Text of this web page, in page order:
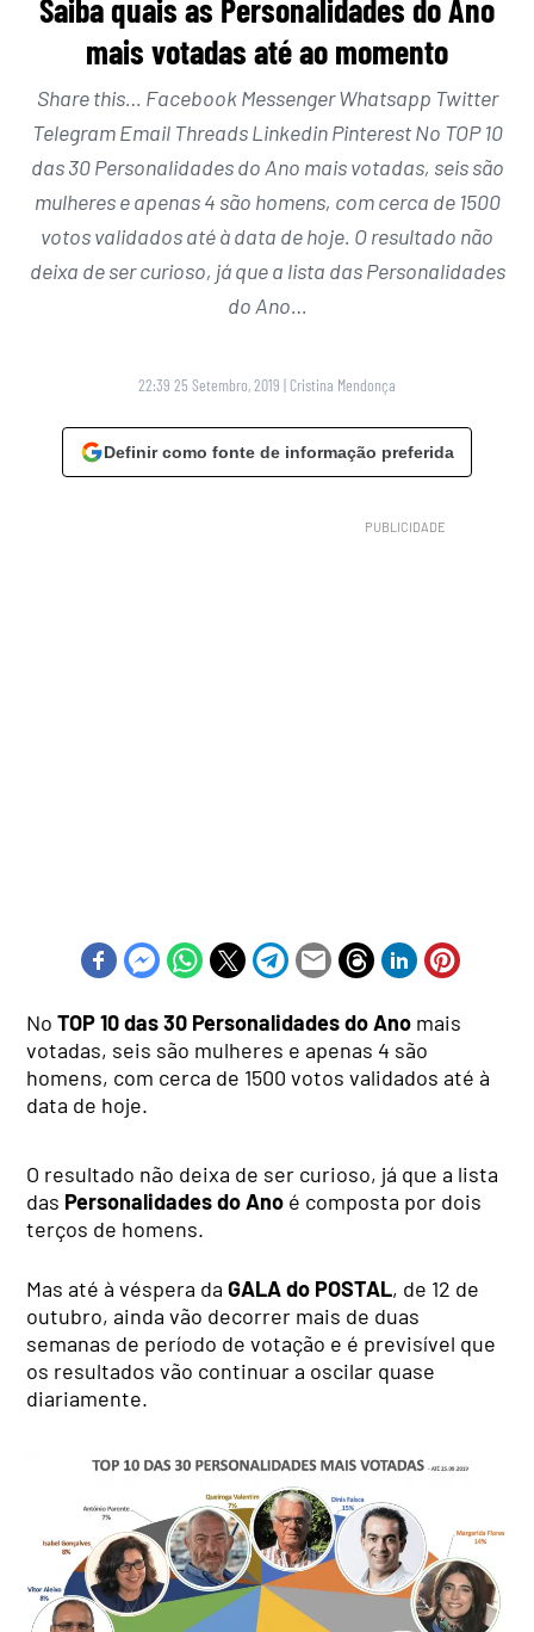
Saiba quais as Personalidades do Ano
mais votadas até ao momento
Share this… Facebook Messenger Whatsapp Twitter
Telegram Email Threads Linkedin Pinterest No TOP 10
das 30 Personalidades do Ano mais votadas, seis são
mulheres e apenas 4 são homens, com cerca de 1500
votos validados até à data de hoje. O resultado não
deixa de ser curioso, já que a lista das Personalidades
do Ano…
22:39 25 Setembro, 2019 | Cristina Mendonça
Definir como fonte de informação preferida
NoTOP 10 das 30 Personalidades do Ano mais
votadas, seis são mulheres e apenas 4 são
homens, com cerca de 1500 votos validados até à
data de hoje.
O resultado não deixa de ser curioso, já que a lista
das Personalidades do Ano é composta por dois
terços de homens.
Mas até à véspera daGALA do POSTAL, de 12 de
outubro, ainda vão decorrer mais de duas
semanas de período de votação e é previsível que
os resultados vão continuar a oscilar quase
diariamente.